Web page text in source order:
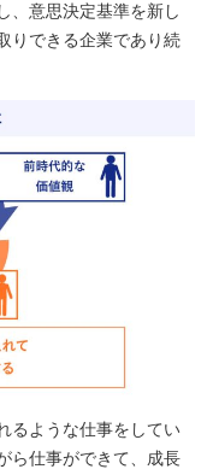
、意思決定基準を新し
りできる企業であり続
るような仕事をしてい
ら仕事ができて、成長